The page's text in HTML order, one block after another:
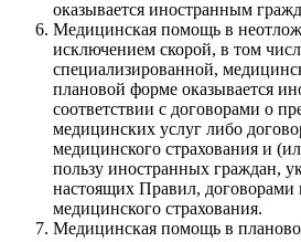
оказывается иностранным
Медицинская помощь в
исключением скорой, в том
специализированной,
плановой форме оказывается
соответствии с договорами о
медицинских услуг либо
медицинского страхования и
пользу иностранных граждан,
настоящих Правил, договорами
медицинского страхования.
Медицинская помощь в